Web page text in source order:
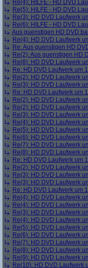
Re(4): HILFE - HD DVD
Re(5): HILFE - HD DVD
Re(3): HD DVD Laufwerk
Re(6): HILFE - HD DVD
Aus guenstigen HD DVD
Re(4): HD DVD Laufwerk
Re: Aus guenstigen HD
Re(2): Aus guenstigen HD
Re(8): HD DVD Laufwerk
Re: HD DVD Laufwerk um
Re(2): HD DVD Laufwerk
Re(3): HD DVD Laufwerk
Re: HD DVD Laufwerk um
Re(2): HD DVD Laufwerk
Re(2): HD DVD Laufwerk
Re(3): HD DVD Laufwerk
Re(4): HD DVD Laufwerk
Re(5): HD DVD Laufwerk
Re(6): HD DVD Laufwerk
Re(7): HD DVD Laufwerk
Re(8): HD DVD Laufwerk
Re: HD DVD Laufwerk um
Re(2): HD DVD Laufwerk
Re(3): HD DVD Laufwerk
Re(3): HD DVD Laufwerk
Re: HD DVD Laufwerk um
Re(4): HD DVD Laufwerk
Re(4): HD DVD Laufwerk
Re(3): HD DVD Laufwerk
Re(4): HD DVD Laufwerk
Re(5): HD DVD Laufwerk
Re(6): HD DVD Laufwerk
Re(7): HD DVD Laufwerk
Re(8): HD DVD Laufwerk
Re(9): HD DVD Laufwerk
Re(10): HD DVD Laufwerk